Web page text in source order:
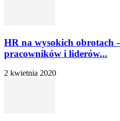
HR na wysokich obrotach
pracowników i liderów...
2 kwietnia 2020